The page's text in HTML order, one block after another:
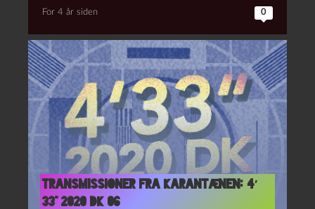
For 4 år siden 0
Transmissioner fra Karantænen: 4′
33” 2020 DK 06